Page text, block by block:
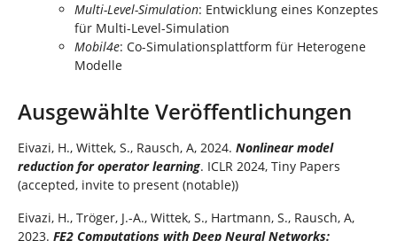
Multi-Level-Simulation: Entwicklung eines Konzeptes
für Multi-Level-Simulation
Mobil4e: Co-Simulationsplattform für Heterogene
Modelle
Ausgewählte Veröffentlichungen
Eivazi, H., Wittek, S., Rausch, A, 2024. Nonlinear model
reduction for operator learning. ICLR 2024, Tiny Papers
(accepted, invite to present (notable))
Eivazi, H., Tröger, J.-A., Wittek, S., Hartmann, S., Rausch, A,
2023. FE2 Computations with Deep Neural Networks: